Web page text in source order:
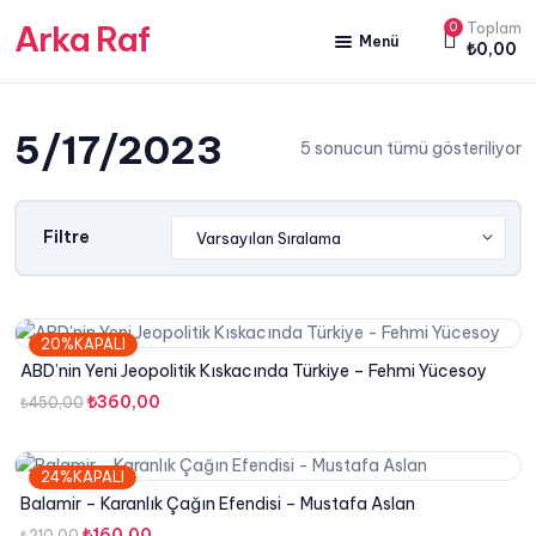
Arka Raf Menü
ANA SAYFA
HAKKIMIZDA
YAZARLARIMIZ
0 Toplam
₺0,00
5/17/2023 5 sonucun tümü gösteriliyor
Filtre
20%KAPALI
ABD’nin Yeni Jeopolitik Kıskacında Türkiye – Fehmi Yücesoy
₺450,00 Orijinal
₺450,00.
₺360,00
fiyat:
₺360,00.
24%KAPALI
Balamir – Karanlık Çağın Efendisi – Mustafa Aslan